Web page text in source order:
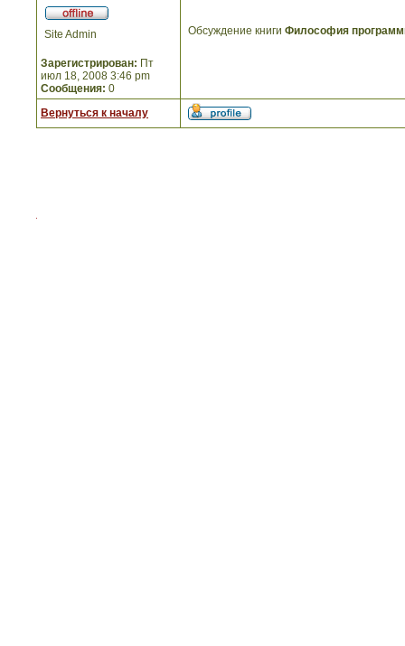
Site Admin
Зарегистрирован: Пт
июл 18, 2008 3:46 pm
Сообщения: 0
Обсуждение книги Философия
Вернуться к началу